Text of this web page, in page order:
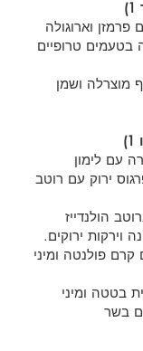
פרמזן וארוגולה
בטעמים טרופיים
מוצרלה ושמן
עם לימון
ירוק עם רוטב
הולנדייז
וירקות ירוקים.
פולנטה ומיני
בטטה ומיני
בשר